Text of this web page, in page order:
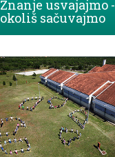
Znanje usvajajmo -
okoliš sačuvajmo